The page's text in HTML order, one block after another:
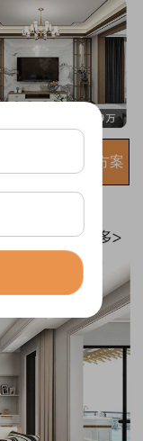
免费获取装修方案